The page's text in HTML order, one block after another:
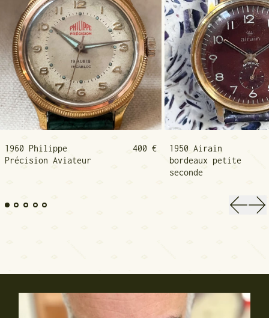
1960 Philippe
Précision Aviateur
400 €
1950 Airain
bordeaux petite
seconde